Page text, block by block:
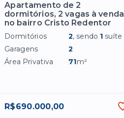
Apartamento de 2
dormitórios, 2 vagas à venda
no bairro Cristo Redentor
Dormitórios 2, sendo 1 suíte
Garagens
2
Área Privativa
71m²
R$690.000,00